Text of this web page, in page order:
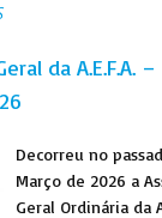
da A.E.F.A. –
Decorreu no
Março de 2026 a
Geral Ordinária da